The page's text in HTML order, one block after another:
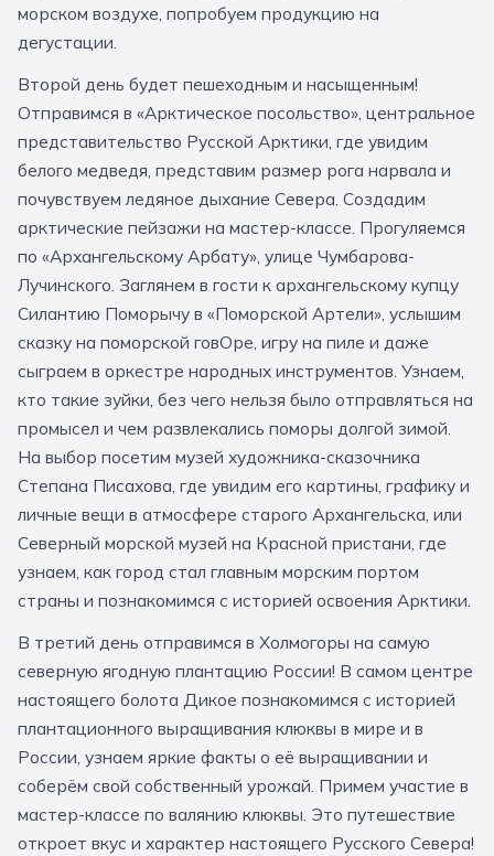
11 класс
Все предметы Литература История
География Ещё 7
🏛️ МУЗЕИ
Музей космонавтики
Дарвиновский музей Ещё 6
📍 ПО ГОРОДАМ
Москва
Подмосковье
Санкт-Петербург
Золотое кольцо
морском воздухе, попробуем продукцию на
дегустации.
Второй день будет пешеходным и насыщенным!
Отправимся в «Арктическое посольство», центральное
представительство Русской Арктики, где увидим
белого медведя, представим размер рога нарвала и
почувствуем ледяное дыхание Севера. Создадим
арктические пейзажи на мастер-классе. Прогуляемся
по «Архангельскому Арбату», улице Чумбарова-
Лучинского. Заглянем в гости к архангельскому купцу
Силантию Поморычу в «Поморской Артели», услышим
сказку на поморской говОре, игру на пиле и даже
сыграем в оркестре народных инструментов. Узнаем,
кто такие зуйки, без чего нельзя было отправляться на
промысел и чем развлекались поморы долгой зимой.
На выбор посетим музей художника-сказочника
Степана Писахова, где увидим его картины, графику и
личные вещи в атмосфере старого Архангельска, или
Северный морской музей на Красной пристани, где
узнаем, как город стал главным морским портом
страны и познакомимся с историей освоения Арктики.
В третий день отправимся в Холмогоры на самую
северную ягодную плантацию России! В самом центре
настоящего болота Дикое познакомимся с историей
плантационного выращивания клюквы в мире и в
России, узнаем яркие факты о её выращивании и
соберём свой собственный урожай. Примем участие в
мастер-классе по валянию клюквы. Это путешествие
откроет вкус и характер настоящего Русского Севера!